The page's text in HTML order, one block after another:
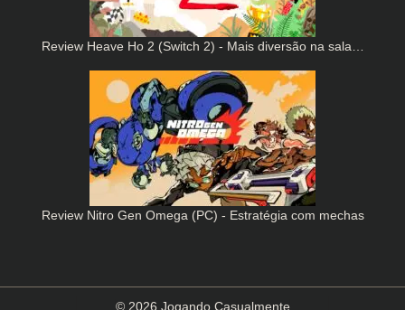
Review Heave Ho 2 (Switch 2) - Mais diversão na sala…
Review Nitro Gen Omega (PC) - Estratégia com mechas
© 2026 Jogando Casualmente